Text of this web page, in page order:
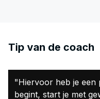
Tip van de coach
"Hiervoor heb je een
begint, start je met